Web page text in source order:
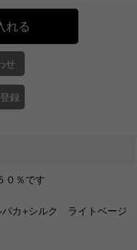
れる
せ
録
０％です
パカ+シルク ライトベージ